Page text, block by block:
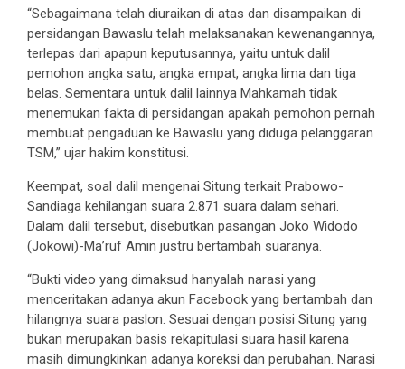
“Sebagaimana telah diuraikan di atas dan disampaikan di
persidangan Bawaslu telah melaksanakan kewenangannya,
terlepas dari apapun keputusannya, yaitu untuk dalil
pemohon angka satu, angka empat, angka lima dan tiga
belas. Sementara untuk dalil lainnya Mahkamah tidak
menemukan fakta di persidangan apakah pemohon pernah
membuat pengaduan ke Bawaslu yang diduga pelanggaran
TSM,” ujar hakim konstitusi.
Keempat, soal dalil mengenai Situng terkait Prabowo-
Sandiaga kehilangan suara 2.871 suara dalam sehari.
Dalam dalil tersebut, disebutkan pasangan Joko Widodo
(Jokowi)-Ma’ruf Amin justru bertambah suaranya.
“Bukti video yang dimaksud hanyalah narasi yang
menceritakan adanya akun Facebook yang bertambah dan
hilangnya suara paslon. Sesuai dengan posisi Situng yang
bukan merupakan basis rekapitulasi suara hasil karena
masih dimungkinkan adanya koreksi dan perubahan. Narasi